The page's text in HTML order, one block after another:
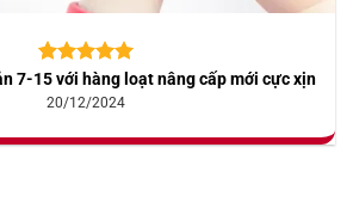
5.00trên 5
dựa trên
10
7-15 với hàng loạt nâng cấp mới cực xịn
20/12/2024